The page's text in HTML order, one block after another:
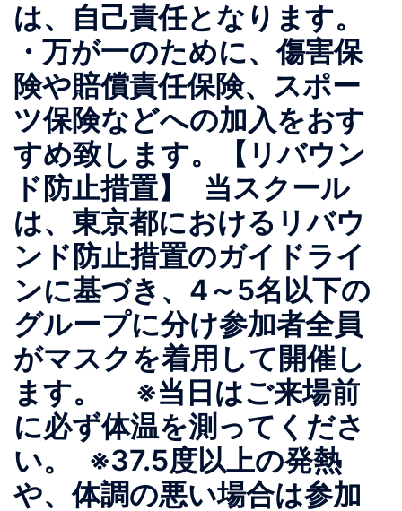
は、自己責任となります。
・万が一のために、傷害保
険や賠償責任保険、スポー
ツ保険などへの加入をおす
すめ致します。【リバウン
ド防止措置】 当スクール
は、東京都におけるリバウ
ンド防止措置のガイドライ
ンに基づき、4～5名以下の
グループに分け参加者全員
がマスクを着用して開催し
ます。 ※当日はご来場前
に必ず体温を測ってくださ
い。 ※37.5度以上の発熱
や、体調の悪い場合は参加